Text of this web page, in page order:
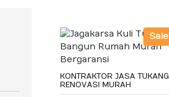
Sale
KONTRAKTOR JASA TUKANG
RENOVASI MURAH